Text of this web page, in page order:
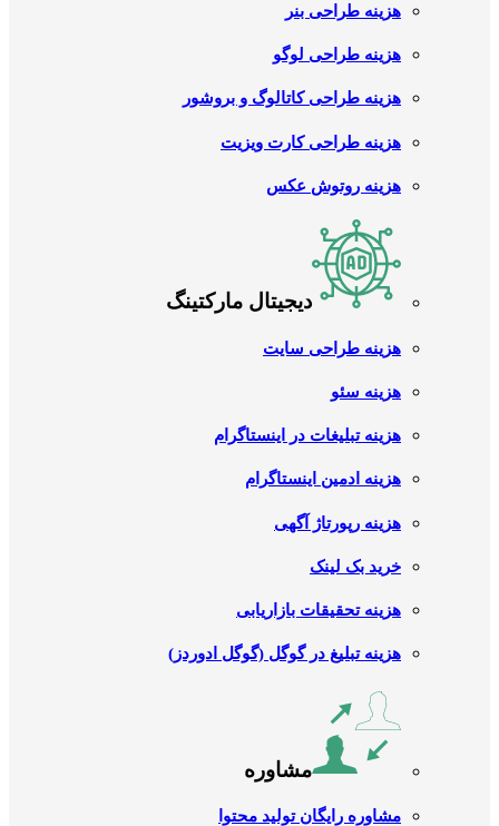
هزینه طراحی بنر
هزینه طراحی لوگو
هزینه طراحی کاتالوگ و بروشور
هزینه طراحی کارت ویزیت
هزینه روتوش عکس
دیجیتال مارکتینگ
هزینه طراحی سایت
هزینه سئو
هزینه تبلیغات در اینستاگرام
هزینه ادمین اینستاگرام
هزینه رپورتاژ آگهی
خرید بک لینک
هزینه تحقیقات بازاریابی
هزینه تبلیغ در گوگل (گوگل ادوردز)
مشاوره
مشاوره رایگان تولید محتوا